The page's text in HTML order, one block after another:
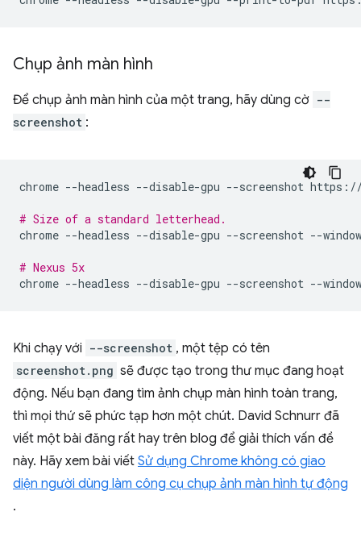
Chụp ảnh màn hình
Để chụp ảnh màn hình của một trang, hãy dùng cờ --
screenshot :
chrome --headless --disable-gpu --screenshot https://
# Size of a standard letterhead.
chrome --headless --disable-gpu --screenshot --
# Nexus 5x
chrome --headless --disable-gpu --screenshot --
Khi chạy với --screenshot , một tệp có tên
screenshot.png sẽ được tạo trong thư mục đang hoạt
động. Nếu bạn đang tìm ảnh chụp màn hình toàn trang,
thì mọi thứ sẽ phức tạp hơn một chút. David Schnurr đã
viết một bài đăng rất hay trên blog để giải thích vấn đề
này. Hãy xem bài viết Sử dụng Chrome không có giao
diện người dùng làm công cụ chụp ảnh màn hình tự động
.